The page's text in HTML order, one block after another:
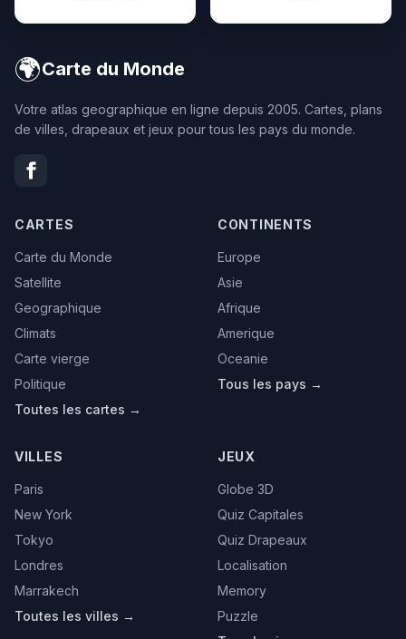
🌍Carte du Monde
Votre atlas geographique en ligne depuis 2005. Cartes, plans
de villes, drapeaux et jeux pour tous les pays du monde.
CARTES
Carte du Monde
Satellite
Geographique
Climats
Carte vierge
Politique
Toutes les cartes →
CONTINENTS
Europe
Asie
Afrique
Amerique
Oceanie
Tous les pays →
VILLES
Paris
New York
Tokyo
Londres
Marrakech
Toutes les villes →
JEUX
Globe 3D
Quiz Capitales
Quiz Drapeaux
Localisation
Memory
Puzzle